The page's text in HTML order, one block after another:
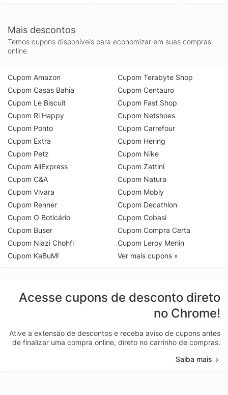
Mais descontos
Temos cupons disponíveis para economizar em suas compras
online.
Cupom Amazon
Cupom Casas Bahia
Cupom Le Biscuit
Cupom Ri Happy
Cupom Ponto
Cupom Extra
Cupom Petz
Cupom AliExpress
Cupom C&A
Cupom Vivara
Cupom Renner
Cupom O Boticário
Cupom Buser
Cupom Niazi Chohfi
Cupom KaBuM!
Cupom Terabyte Shop
Cupom Centauro
Cupom Fast Shop
Cupom Netshoes
Cupom Carrefour
Cupom Hering
Cupom Nike
Cupom Zattini
Cupom Natura
Cupom Mobly
Cupom Decathlon
Cupom Cobasi
Cupom Compra Certa
Cupom Leroy Merlin
Ver mais cupons »
Acesse cupons de desconto direto
no Chrome!
Ative a extensão de descontos e receba aviso de cupons antes
de finalizar uma compra online, direto no carrinho de compras.
Saiba mais